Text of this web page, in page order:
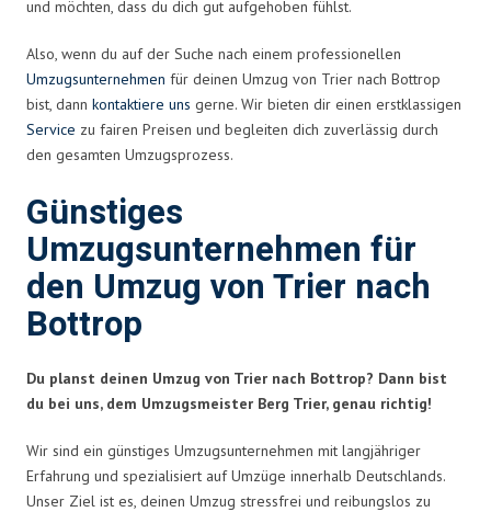
und möchten, dass du dich gut aufgehoben fühlst.
Also, wenn du auf der Suche nach einem professionellen
Umzugsunternehmen für deinen Umzug von Trier nach Bottrop
bist, dann kontaktiere uns gerne. Wir bieten dir einen erstklassigen
Service zu fairen Preisen und begleiten dich zuverlässig durch
den gesamten Umzugsprozess.
Günstiges
Umzugsunternehmen für
den Umzug von Trier nach
Bottrop
Du planst deinen Umzug von Trier nach Bottrop? Dann bist
du bei uns, dem Umzugsmeister Berg Trier, genau richtig!
Wir sind ein günstiges Umzugsunternehmen mit langjähriger
Erfahrung und spezialisiert auf Umzüge innerhalb Deutschlands.
Unser Ziel ist es, deinen Umzug stressfrei und reibungslos zu